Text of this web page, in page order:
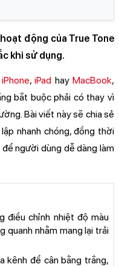
động của True Tone
khi sử dụng.
iPhone,iPad hayMacBook,
bắt buộc phải có thay vì
Bài viết này sẽ chia sẻ
nhanh chóng, đồng thời
người dùng dễ dàng làm
điều chỉnh nhiệt độ màu
quanh nhằm mang lại trải
kênh để cân bằng trắng,